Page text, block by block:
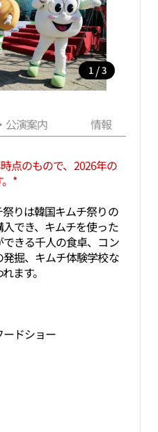
1 / 3
公演案内 情報
点のもので、2026年の
*
りは韓国キムチ祭りの
でき、キムチを使った
きる千人の食卓、コン
掘、キムチ体験学校な
ます。
ドショー